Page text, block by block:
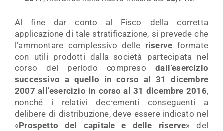
Al fine dar conto al Fisco della corretta
applicazione di tale stratificazione, si prevede che
l’ammontare complessivo delle riserve formate
con utili prodotti dalla società partecipata nel
corso del periodo compresodall’esercizio
successivo a quello in corso al 31 dicembre
2007 all’esercizio in corso al 31 dicembre 2016,
nonché i relativi decrementi conseguenti a
delibere di distribuzione, deve essere indicato nel
«Prospetto del capitale e delle riserve» del